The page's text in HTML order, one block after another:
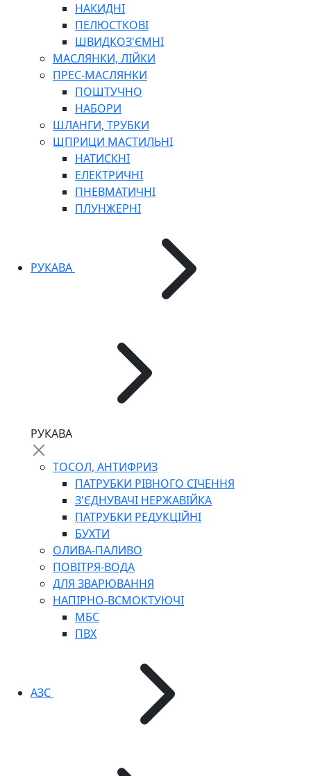
НАКИДНІ
ПЕЛЮСТКОВІ
ШВИДКОЗ'ЄМНІ
МАСЛЯНКИ, ЛІЙКИ
ПРЕС-МАСЛЯНКИ
ПОШТУЧНО
НАБОРИ
ШЛАНГИ, ТРУБКИ
ШПРИЦИ МАСТИЛЬНІ
НАТИСКНІ
ЕЛЕКТРИЧНІ
ПНЕВМАТИЧНІ
ПЛУНЖЕРНІ
РУКАВА
РУКАВА
ТОСОЛ, АНТИФРИЗ
ПАТРУБКИ РІВНОГО СІЧЕННЯ
З'ЄДНУВАЧІ НЕРЖАВІЙКА
ПАТРУБКИ РЕДУКЦІЙНІ
БУХТИ
ОЛИВА-ПАЛИВО
ПОВІТРЯ-ВОДА
ДЛЯ ЗВАРЮВАННЯ
НАПІРНО-ВСМОКТУЮЧІ
МБС
ПВХ
АЗС